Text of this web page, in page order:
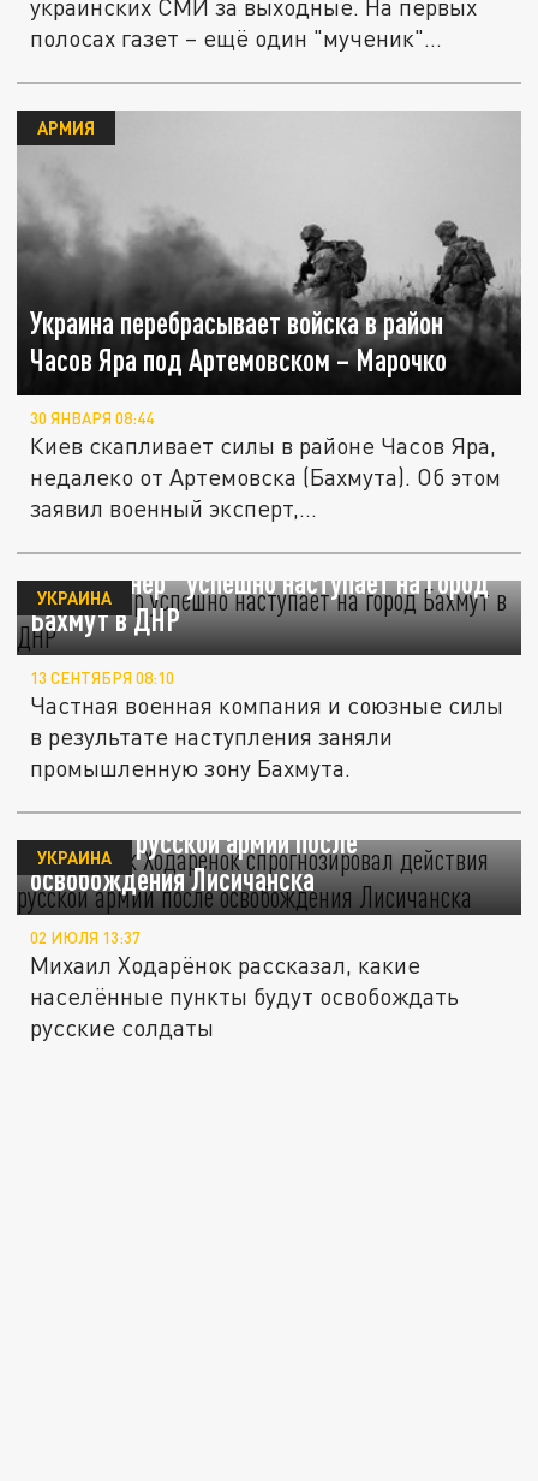
украинских СМИ за выходные. На первых
полосах газет – ещё один "мученик"...
Украина перебрасывает войска в район
Часов Яра под Артемовском – Марочко
АРМИЯ
30 ЯНВАРЯ 08:44
Киев скапливает силы в районе Часов Яра,
недалеко от Артемовска (Бахмута). Об этом
заявил военный эксперт,...
ЧВК "Вагнер" успешно наступает на город
Бахмут в ДНР
УКРАИНА
13 СЕНТЯБРЯ 08:10
Частная военная компания и союзные силы
в результате наступления заняли
промышленную зону Бахмута.
Полковник Ходарёнок спрогнозировал
действия русской армии после
освобождения Лисичанска
УКРАИНА
02 ИЮЛЯ 13:37
Михаил Ходарёнок рассказал, какие
населённые пункты будут освобождать
русские солдаты